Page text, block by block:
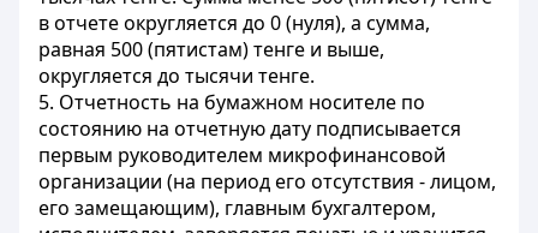
в отчете округляется до 0 (нуля), а сумма,
равная 500 (пятистам) тенге и выше,
округляется до тысячи тенге.
5. Отчетность на бумажном носителе по
состоянию на отчетную дату подписывается
первым руководителем микрофинансовой
организации (на период его отсутствия - лицом,
его замещающим), главным бухгалтером,